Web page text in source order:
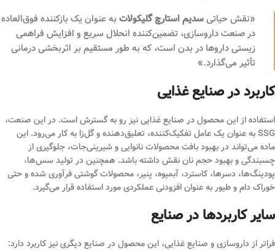
«نقش حیاتیسدیم استارچ گلیکولات به عنوان یک بازکننده فوق‌العاده
در صنعت داروسازی، تضمین‌کننده انحلال سریع و افزایش فراهمی
زیستی داروها در بدن است، که به طور مستقیم بر اثربخشی درمانی
تأثیر می‌گذارد.»
کاربرد در صنایع غذایی
استفاده از این محصول در صنایع غذایی نیز رو به گسترش است. در این صنعت،
SSG به عنوان یک عامل تفکیک‌کننده، تعلیق‌دهنده و گل‌زا به کار می‌رود. این
ماده می‌تواند در بهبود بافت محصولات نانوایی و شیرینی‌جات، جلوگیری از
چسبندگی و بهبود حجم نان نقش داشته باشد. همچنین در تولید سس‌ها،
پودینگ‌ها، دسرها، کاسترد، آبمیوه، پنیر، محصولات گوشتی فرآوری شده و حتی
خوراک دام و طیور به عنوان افزودنی عملکردی مورد استفاده قرار می‌گیرد.
سایر کاربردها در صنایع
فراتر از داروسازی و صنایع غذایی، این محصول در صنایع دیگری نیز کاربرد دارد: